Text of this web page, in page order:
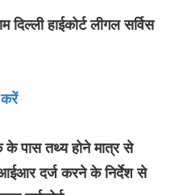
हाईकोर्ट लीगल सर्विस
पास तथ्य होने मात्र से
दर्ज करने के निर्देश से